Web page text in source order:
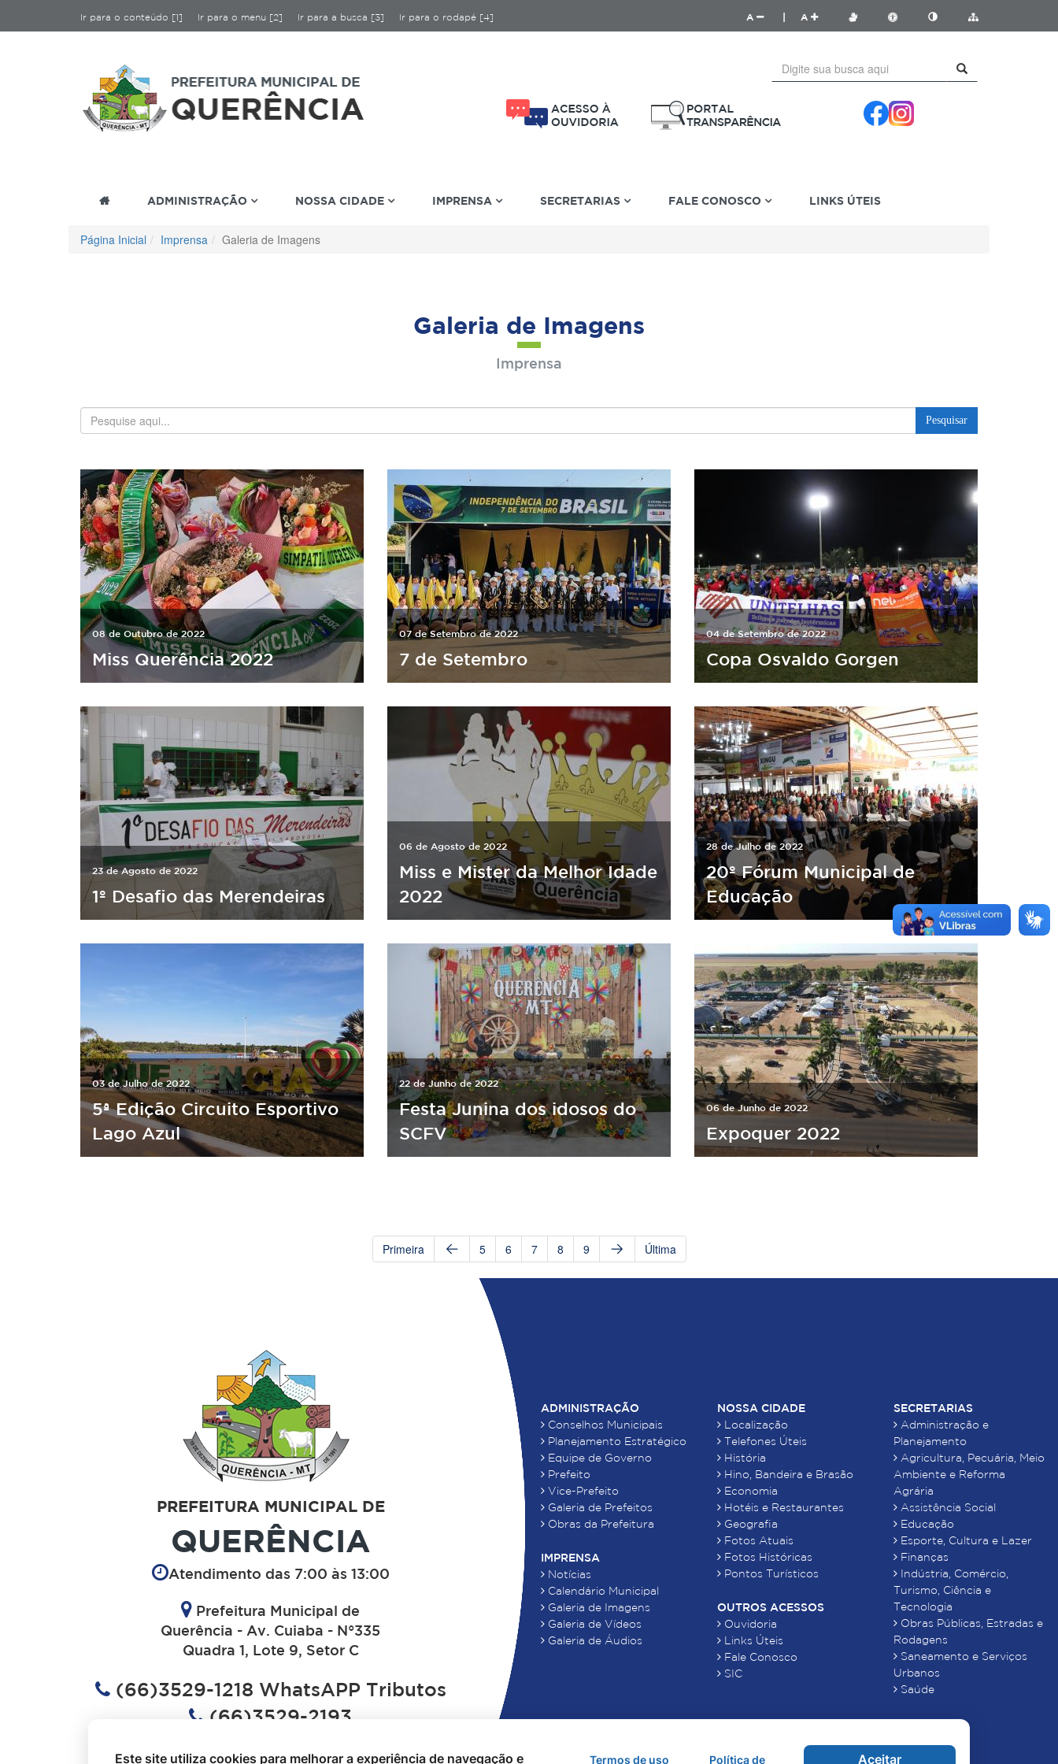
Ir para o conteúdo [1] Ir para o menu [2] Ir para a busca [3] Ir para o rodapé [4] A A
ADMINISTRAÇÃO NOSSA CIDADE IMPRENSA SECRETARIAS FALE CONOSCO LINKS ÚTEIS
Página Inicial Imprensa Galeria de Imagens
Galeria de Imagens
Imprensa
Pesquisar
08 de Outubro de 2022
Miss Querência 2022
07 de Setembro de 2022
7 de Setembro
04 de Setembro de 2022
Copa Osvaldo Gorgen
23 de Agosto de 2022
1º Desafio das Merendeiras
06 de Agosto de 2022
Miss e Mister da Melhor Idade
2022
28 de Julho de 2022
20º Fórum Municipal de
Educação
03 de Julho de 2022
5ª Edição Circuito Esportivo
Lago Azul
22 de Junho de 2022
Festa Junina dos idosos do
SCFV
06 de Junho de 2022
Expoquer 2022
Primeira 5 6 7 8 9 Última
PREFEITURA MUNICIPAL DE
QUERÊNCIA
Atendimento das 7:00 às 13:00
Prefeitura Municipal de
Querência - Av. Cuiaba - N°335
Quadra 1, Lote 9, Setor C
(66)3529-1218 WhatsAPP Tributos
(66)3529-2193
ADMINISTRAÇÃO
Conselhos Municipais
Planejamento Estratégico
Equipe de Governo
Prefeito
Vice-Prefeito
Galeria de Prefeitos
Obras da Prefeitura
IMPRENSA
Notícias
Calendário Municipal
Galeria de Imagens
Galeria de Vídeos
Galeria de Áudios
NOSSA CIDADE
Localização
Telefones Úteis
História
Hino, Bandeira e Brasão
Economia
Hotéis e Restaurantes
Geografia
Fotos Atuais
Fotos Históricas
Pontos Turísticos
OUTROS ACESSOS
Ouvidoria
Links Úteis
Fale Conosco
SIC
SECRETARIAS
Administração e
Planejamento
Agricultura, Pecuária, Meio
Ambiente e Reforma
Agrária
Assistência Social
Educação
Esporte, Cultura e Lazer
Finanças
Indústria, Comércio,
Turismo, Ciência e
Tecnologia
Obras Públicas, Estradas e
Rodagens
Saneamento e Serviços
Urbanos
Saúde
Este site utiliza cookies para melhorar a experiência de navegação e Termos de uso Política de Aceitar